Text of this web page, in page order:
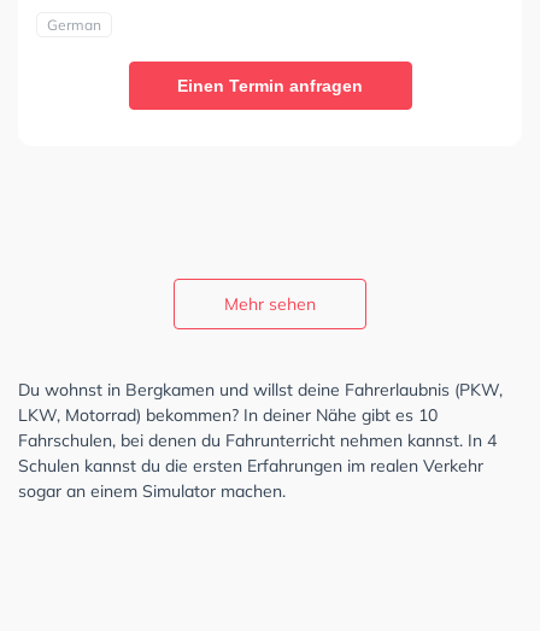
German
Einen Termin anfragen
Mehr sehen
Du wohnst in Bergkamen und willst deine Fahrerlaubnis (PKW,
LKW, Motorrad) bekommen? In deiner Nähe gibt es 10
Fahrschulen, bei denen du Fahrunterricht nehmen kannst. In 4
Schulen kannst du die ersten Erfahrungen im realen Verkehr
sogar an einem Simulator machen.